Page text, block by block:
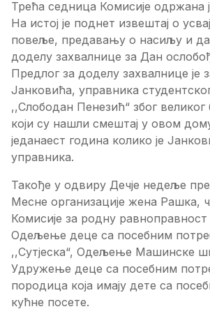
Трећа седница Комисије одржана
На истој је поднет извештај о
повеље, предавању о насиљу и
доделу захвалнице за Дан
Предлог за доделу захвалнице је
Јанковића, управника
,,Слободан Пенезић“ због великог
који су нашли смештај у овом
једанаест година колико је
управника.
Такође у одвиру Дечје недеље
Месне организације жена Рашка,
Комисије за родну равноправност
Одељење деце са посебним
,,Сутјеска“, Одељење Машинске
Удружење деце са посебним
породица која имају дете са
кућне посете.